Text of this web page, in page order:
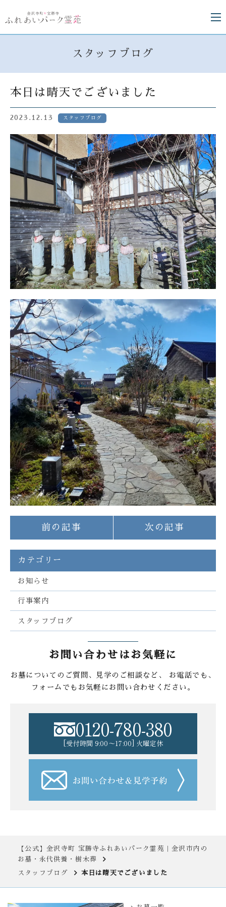
スタッフブログ
本日は晴天でございました
2023.12.13 スタッフブログ
前の記事 次の記事
カテゴリー
お知らせ
行事案内
スタッフブログ
お問い合わせはお気軽に
お墓についてのご質問、見学のご相談など、
お電話でも、
フォームでもお気軽にお問い合わせください。
0120-780-380
[受付時間 9:00〜17:00] 火曜定休
【公式】金沢寺町 宝勝寺ふれあいパーク霊苑｜金沢市内の
お墓・永代供養・樹木葬
スタッフブログ 本日は晴天でございました